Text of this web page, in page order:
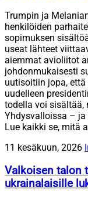
Trumpin ja
henkilöiden
sopimuksen
useat lähteet
aiemmat avioliitot
johdonmukaisesti
uutisoitiin jopa,
uudelleen
todella voi
Yhdysvalloissa –
Lue kaikki se, mitä
11 kesäkuun, 2026
Valkoisen talon
ukrainalaisille